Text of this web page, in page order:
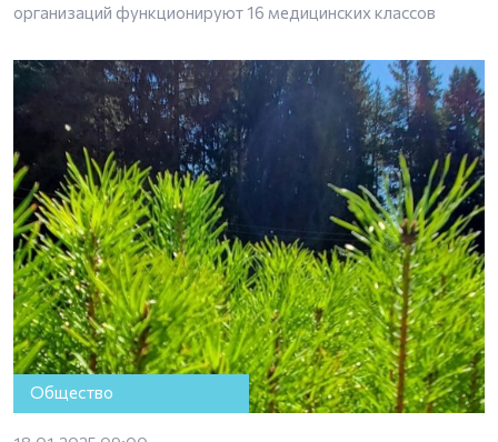
организаций функционируют 16 медицинских классов
Общество